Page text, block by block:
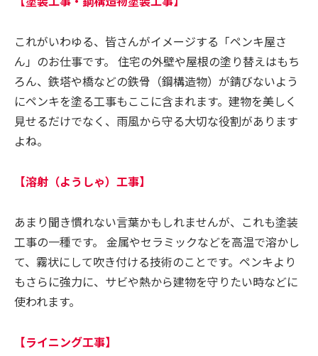
これがいわゆる、皆さんがイメージする「ペンキ屋さ
ん」のお仕事です。 住宅の外壁や屋根の塗り替えはもち
ろん、鉄塔や橋などの鉄骨（鋼構造物）が錆びないよう
にペンキを塗る工事もここに含まれます。建物を美しく
見せるだけでなく、雨風から守る大切な役割があります
よね。
【溶射（ようしゃ）工事】
あまり聞き慣れない言葉かもしれませんが、これも塗装
工事の一種です。 金属やセラミックなどを高温で溶かし
て、霧状にして吹き付ける技術のことです。ペンキより
もさらに強力に、サビや熱から建物を守りたい時などに
使われます。
【ライニング工事】